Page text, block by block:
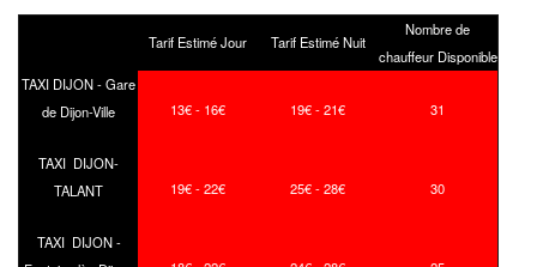
Tarif Estimé Jour Tarif Estimé Nuit
Nombre de
chauffeur Disponible
TAXI DIJON - Gare
de Dijon-Ville
13€ - 16€ 19€ - 21€ 31
TAXI DIJON-
TALANT
19€ - 22€ 25€ - 28€ 30
TAXI DIJON -